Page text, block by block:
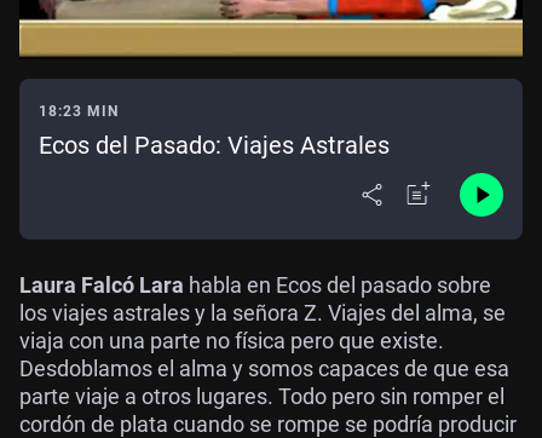
18:23 MIN
Ecos del Pasado: Viajes Astrales
Laura Falcó Lara habla en Ecos del pasado sobre
los viajes astrales y la señora Z. Viajes del alma, se
viaja con una parte no física pero que existe.
Desdoblamos el alma y somos capaces de que esa
parte viaje a otros lugares. Todo pero sin romper el
cordón de plata cuando se rompe se podría producir